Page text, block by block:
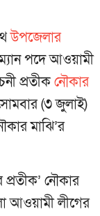
উপজেলার
পদে আওয়ামী
প্রতীকনৌকার
(৩ জুলাই)
মাঝি’র
প্রতীক’ নৌকার
আওয়ামী লীগের